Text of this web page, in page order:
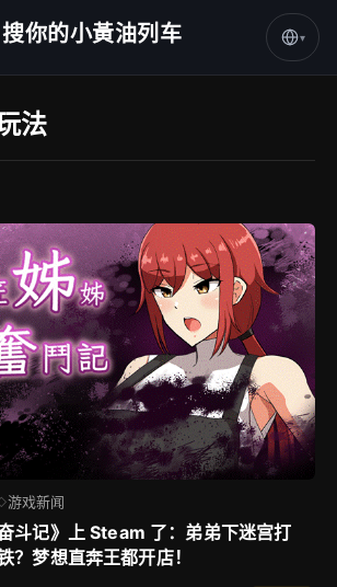
搜你的小黃油列车 ▾
法
游戏新闻
斗记》上 Steam 了：弟弟下迷宫打
？梦想直奔王都开店！